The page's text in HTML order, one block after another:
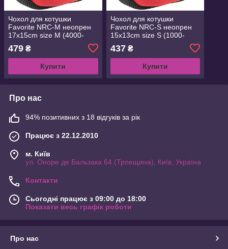
Чохол для котушки
Favorite NRC-M неопрен
17x15cm size M (4000-
479 ₴
Купити
Чохол для котушки
Favorite NRC-S неопрен
15x13cm size S (1000-
437₴
Купити
Про нас
94% позитивних з 18 відгуків за рік
Працює з 22.12.2010
м. Київ
ул. Оноре де Бальзака 64 (Троещина), Київ, Україна
Контакти
Сьогодні працює з 09:00 до 18:00
Показати весь графік роботи
Про нас